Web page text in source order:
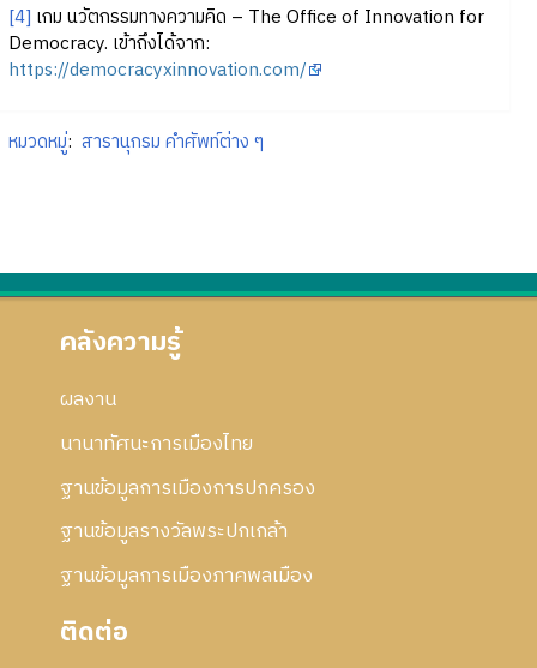
[4] เกม นวัตกรรมทางความคิด – The Office of Innovation for
Democracy. เข้าถึงได้จาก:
https://democracyxinnovation.com/
หมวดหมู่: สารานุกรม คำศัพท์ต่าง ๆ
คลังความรู้
ผลงาน
นานาทัศนะการเมืองไทย
ฐานข้อมูลการเมืองการปกครอง
ฐานข้อมูลรางวัลพระปกเกล้า
ฐานข้อมูลการเมืองภาคพลเมือง
ติดต่อ